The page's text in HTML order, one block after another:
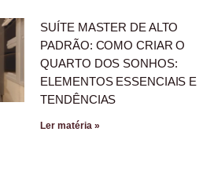
SUÍTE MASTER DE ALTO
PADRÃO: COMO CRIAR O
QUARTO DOS SONHOS:
ELEMENTOS ESSENCIAIS E
TENDÊNCIAS
Ler matéria »